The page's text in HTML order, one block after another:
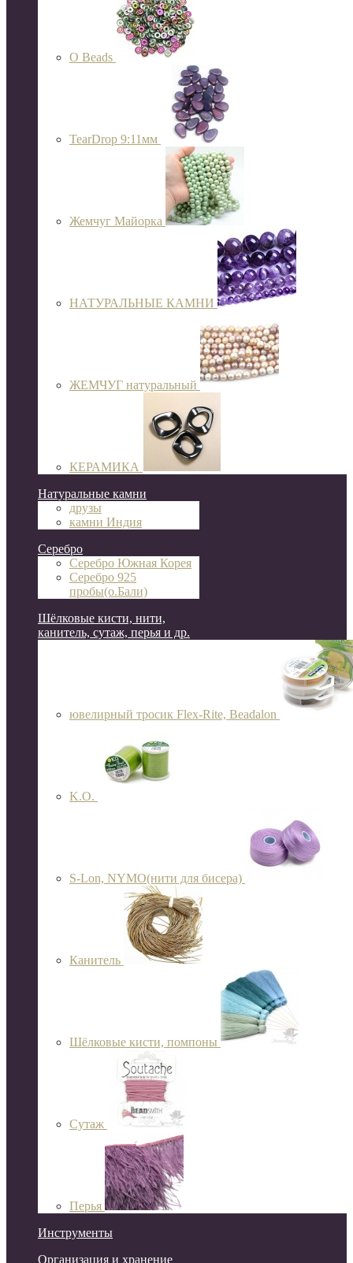
O Beads
TearDrop 9:11мм
Жемчуг Майорка
НАТУРАЛЬНЫЕ КАМНИ
ЖЕМЧУГ натуральный
КЕРАМИКА
Натуральные камни
друзы
камни Индия
Серебро
Серебро Южная Корея
Серебро 925
пробы(о.Бали)
Шёлковые кисти, нити,
канитель, сутаж, перья и др.
ювелирный тросик Flex-Rite, Beadalon
K.O.
S-Lon, NYMO(нити для бисера)
Канитель
Шёлковые кисти, помпоны
Сутаж
Перья
Инструменты
Организация и хранение